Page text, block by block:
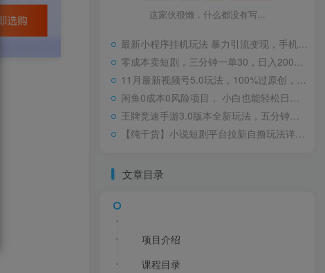
这家伙很懒，什么都没有写...
最新小程序挂机玩法 暴力引流变现，手机操作日入900+，操作简单，当天见收益
零成本卖短剧，三分钟一单30，日入2000＋，一部手机操作即可（附全网短剧资源）
11月最新视频号5.0玩法，100%过原创，小白轻松月入5位数
闲鱼0成本0风险项目， 小白也能轻松日入1000+简单易上手
王牌竞速手游3.0版本全新玩法，五分钟单个视频600+，变现简单，日入1500+，来就搞钱！
【纯干货】小说短剧平台拉新自撸玩法详解-单人轻松日入500+
文章目录
项目介绍
课程目录